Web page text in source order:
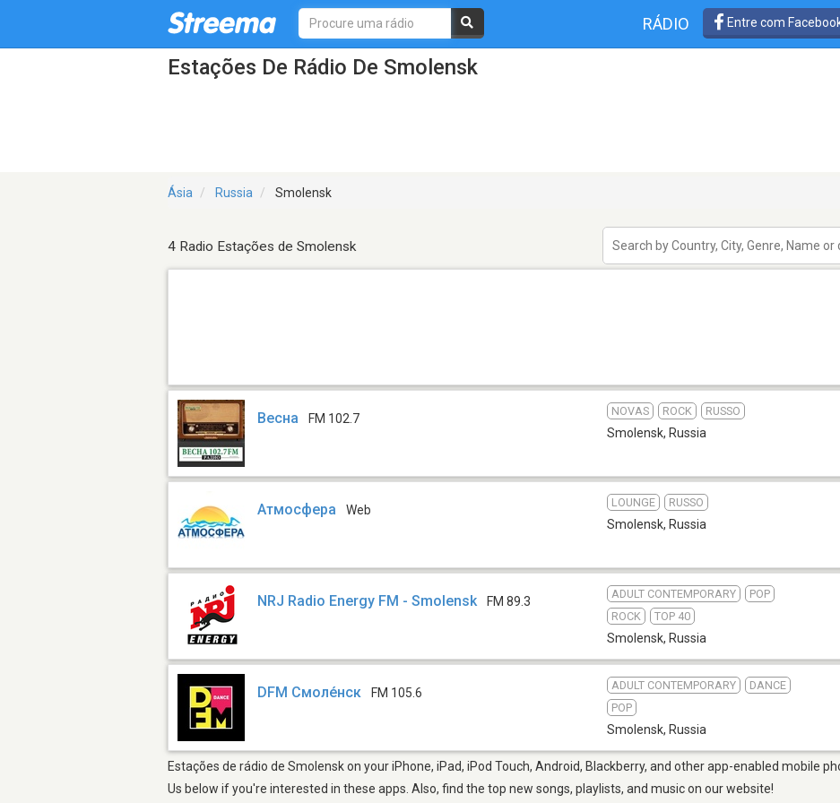
RÁDIO Entre com
Estações De Rádio De Smolensk
Ásia Russia Smolensk
4 Radio Estações de Smolensk
Весна FM 102.7
NOVAS ROCK RUSSO
Smolensk, Russia
Атмосфера Web
LOUNGE RUSSO
Smolensk, Russia
NRJ Radio Energy FM - Smolensk FM 89.3
ADULT CONTEMPORARY
POP
ROCK
TOP 40
Smolensk, Russia
DFM Смоле́нск FM 105.6
ADULT CONTEMPORARY
DANCE
POP
Smolensk, Russia
Estações de rádio de Smolensk on your iPhone, iPad, iPod Touch, Android, Blackberry, and other app-enabled mobile
Us below if you're interested in these apps. Also, find the top new songs, playlists, and music on our website!